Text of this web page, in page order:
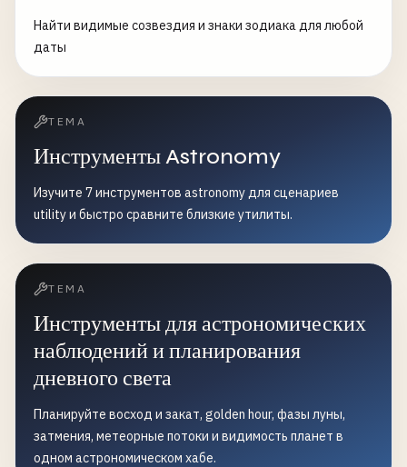
Найти видимые созвездия и знаки зодиака для любой
даты
ТЕМА
Инструменты Astronomy
Изучите 7 инструментов astronomy для сценариев
utility и быстро сравните близкие утилиты.
ТЕМА
Инструменты для астрономических
наблюдений и планирования
дневного света
Планируйте восход и закат, golden hour, фазы луны,
затмения, метеорные потоки и видимость планет в
одном астрономическом хабе.